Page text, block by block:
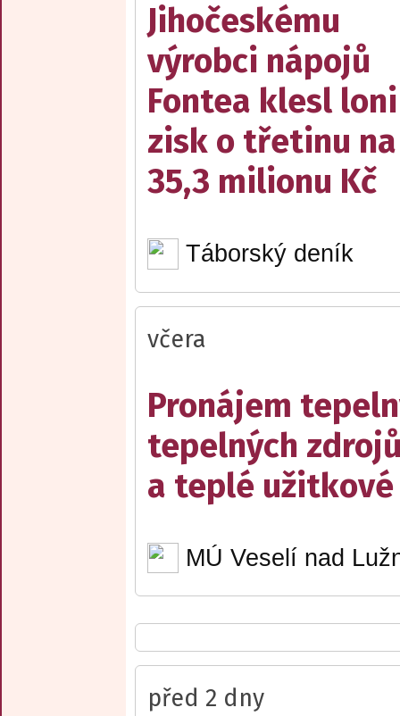
Jihočeskému
výrobci nápojů
Fontea klesl loni
zisk o třetinu na
35,3 milionu Kč
Táborský deník
včera
Pronájem
tepelných
a teplé užitkové
MÚ Veselí nad
před 2 dny